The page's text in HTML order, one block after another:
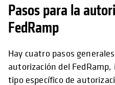
Pasos para la
FedRamp
Hay cuatro pasos
autorización del
tipo específico de